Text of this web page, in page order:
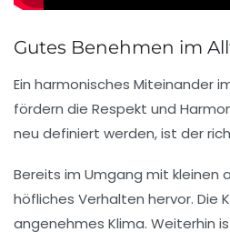
Gutes Benehmen im
Ein harmonisches Miteinander
fördern die Respekt und
neu definiert werden, ist der
Bereits im Umgang mit kleinen
höfliches Verhalten hervor. Die
angenehmes Klima. Weiterhin